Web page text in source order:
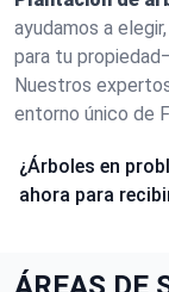
ayudamos a
para tu
Nuestros
entorno único de
¿Árboles en
ahora para